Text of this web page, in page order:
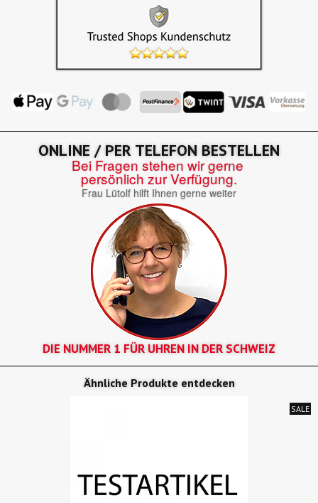
ONLINE / PER TELEFON BESTELLEN
Bei Fragen stehen wir gerne
persönlich zur Verfügung.
Frau Lütolf hilft Ihnen gerne weiter
DIE NUMMER 1 FÜR UHREN IN DER SCHWEIZ
Ähnliche Produkte entdecken
SALE